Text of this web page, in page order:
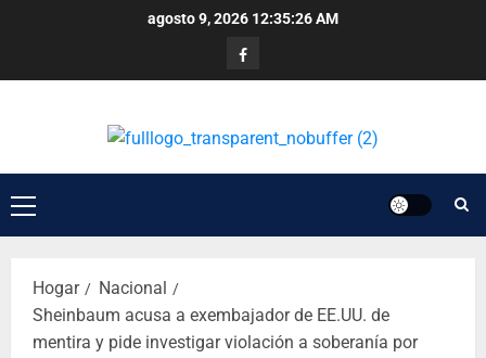
agosto 9, 2026 12:35:27 AM
Hogar
Nacional
Sheinbaum acusa a exembajador de EE.UU. de
mentira y pide investigar violación a soberanía por